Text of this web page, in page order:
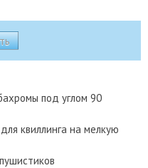
под углом 90
квиллинга на мелкую